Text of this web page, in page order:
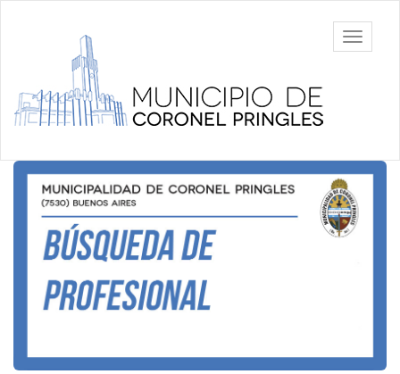
Municipalidad
de Coronel
Pringles
barra
Contenido
principal